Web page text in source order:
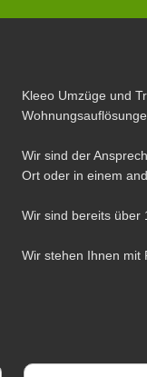
Kleeo Umzüge und
Wir sind der
Ort oder in einem
Wir sind bereits über
Wir stehen Ihnen mit